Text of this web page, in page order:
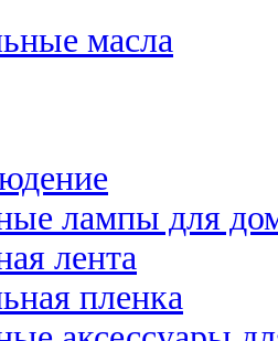
масла
лампы для
лента
пленка